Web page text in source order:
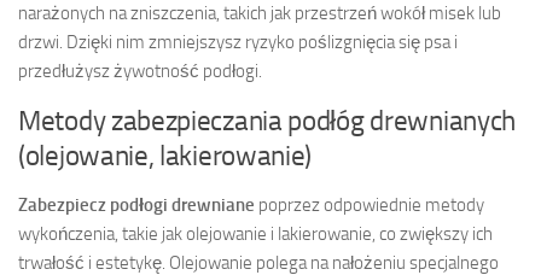
narażonych na zniszczenia, takich jak przestrzeń wokół misek lub
drzwi. Dzięki nim zmniejszysz ryzyko poślizgnięcia się psa i
przedłużysz żywotność podłogi.
Metody zabezpieczania podłóg drewnianych
(olejowanie, lakierowanie)
Zabezpiecz podłogi drewniane poprzez odpowiednie metody
wykończenia, takie jak olejowanie i lakierowanie, co zwiększy ich
trwałość i estetykę. Olejowanie polega na nałożeniu specjalnego